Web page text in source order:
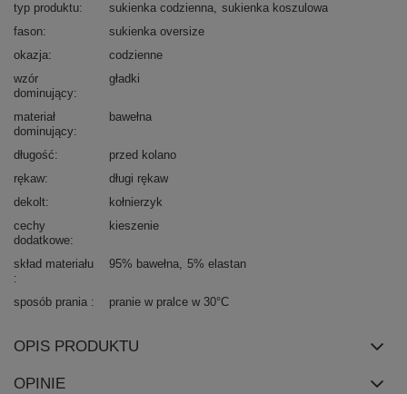
typ produktu
sukienka codzienna sukienka koszulowa
fason
sukienka oversize
okazja
codzienne
wzór
dominujący
gładki
materiał
dominujący
bawełna
długość
przed kolano
rękaw
długi rękaw
dekolt
kołnierzyk
cechy
dodatkowe
kieszenie
skład materiału 95% bawełna 5% elastan
sposób prania pranie w pralce w 30°C
OPIS PRODUKTU
OPINIE